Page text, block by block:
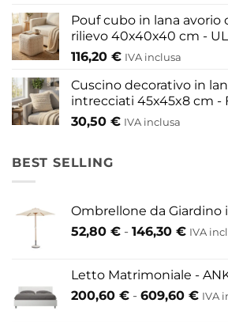
Pouf cubo in lana avorio
rilievo 40x40x40 cm -
116,20 € IVA inclusa
Cuscino decorativo in
intrecciati 45x45x8 cm -
30,50 € IVA inclusa
BEST SELLING
Ombrellone da Giardino
52,80 € - 146,30 €Fascia
da
52,80
IVA
Letto Matrimoniale -
200,60 € - 609,60 € IVA